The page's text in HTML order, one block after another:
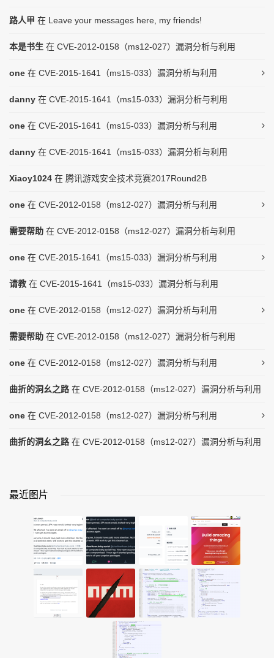
路人甲 在 Leave your messages here, my friends!
本是书生 在 CVE-2012-0158（ms12-027）漏洞分析与利用
one 在 CVE-2015-1641（ms15-033）漏洞分析与利用
danny 在 CVE-2015-1641（ms15-033）漏洞分析与利用
one 在 CVE-2015-1641（ms15-033）漏洞分析与利用
danny 在 CVE-2015-1641（ms15-033）漏洞分析与利用
Xiaoy1024 在 腾讯游戏安全技术竞赛2017Round2B
one 在 CVE-2012-0158（ms12-027）漏洞分析与利用
需要帮助 在 CVE-2012-0158（ms12-027）漏洞分析与利用
one 在 CVE-2015-1641（ms15-033）漏洞分析与利用
请教 在 CVE-2015-1641（ms15-033）漏洞分析与利用
one 在 CVE-2012-0158（ms12-027）漏洞分析与利用
需要帮助 在 CVE-2012-0158（ms12-027）漏洞分析与利用
one 在 CVE-2012-0158（ms12-027）漏洞分析与利用
曲折的洞幺之路 在 CVE-2012-0158（ms12-027）漏洞分析与利用
one 在 CVE-2012-0158（ms12-027）漏洞分析与利用
曲折的洞幺之路 在 CVE-2012-0158（ms12-027）漏洞分析与利用
最近图片